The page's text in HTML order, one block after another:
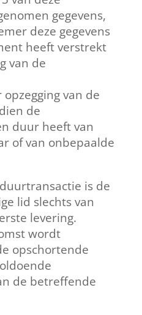
gegevens,
deze gegevens
heeft verstrekt
van de
van de
de
duur heeft van
of van onbepaalde
is de
lid slechts van
levering.
wordt
opschortende
de betreffende